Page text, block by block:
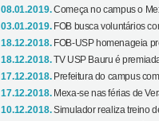
08.01.2019.Começa no campus o
03.01.2019. FOB busca voluntários
18.12.2018. FOB-USP homenageia
18.12.2018.TV USP Bauru é
17.12.2018. Prefeitura do campus
17.12.2018. Mexa-se nas férias de
10.12.2018.Simulador realiza treino